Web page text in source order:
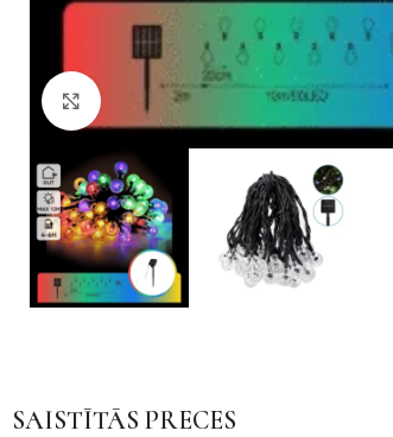
Noklikšķiniet, lai palielinātu
SAISTĪTĀS PRECES